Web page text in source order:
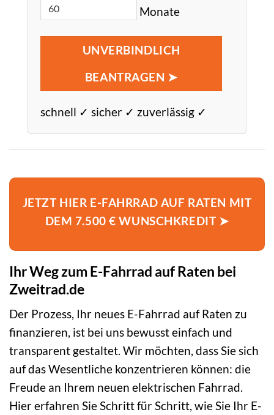
Monate
UNVERBINDLICH
BEANTRAGEN ➤
schnell ✓ sicher ✓ zuverlässig ✓
JETZT HIER E-FAHRRAD AUF RATEN MIT
DEM 7.500 € WUNSCHKREDIT ➤
Ihr Weg zum E-Fahrrad auf Raten bei
Zweitrad.de
Der Prozess, Ihr neues E-Fahrrad auf Raten zu
finanzieren, ist bei uns bewusst einfach und
transparent gestaltet. Wir möchten, dass Sie sich
auf das Wesentliche konzentrieren können: die
Freude an Ihrem neuen elektrischen Fahrrad.
Hier erfahren Sie Schritt für Schritt, wie Sie Ihr E-